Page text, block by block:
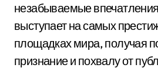
незабываемые
выступает на самых
площадках мира, получая
признание и похвалу от